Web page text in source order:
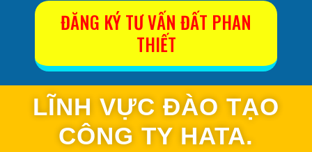
ĐĂNG KÝ TƯ VẤN ĐẤT PHAN
THIẾT
LĨNH VỰC ĐÀO TẠO
CÔNG TY HATA.